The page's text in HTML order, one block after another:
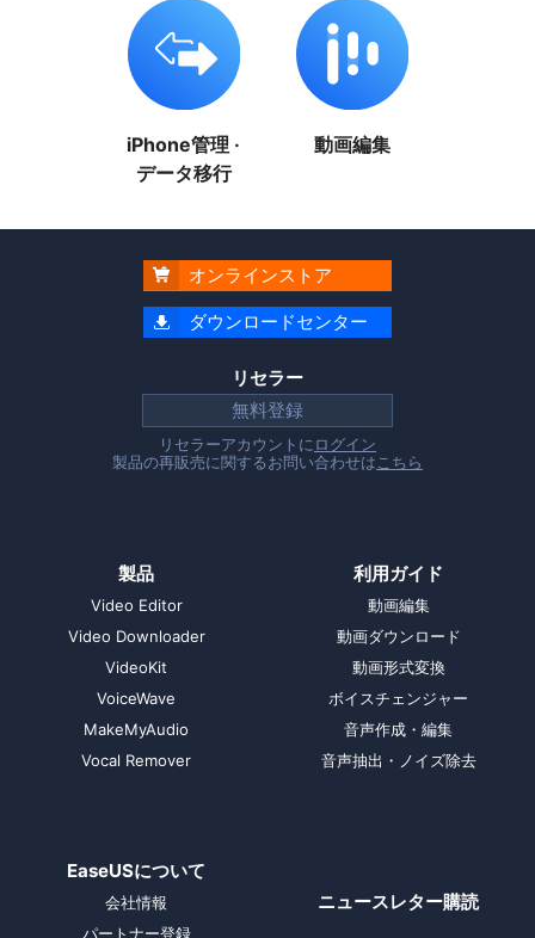
iPhone管理 ·
データ移行
動画編集
 オンラインストア
 ダウンロードセンター
リセラー
無料登録
リセラーアカウントに ログイン
製品の再販売に関するお問い合わせは こちら
製品
Video Editor
Video Downloader
VideoKit
VoiceWave
MakeMyAudio
Vocal Remover
利用ガイド
動画編集
動画ダウンロード
動画形式変換
ボイスチェンジャー
音声作成・編集
音声抽出・ノイズ除去
EaseUSについて
会社情報
パートナー登録
ニュースレター購読